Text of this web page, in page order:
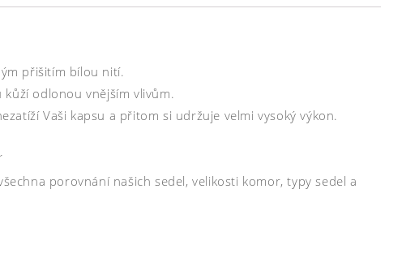
přišitím bílou nití.
odlonou vnějším vlivům.
Vaši kapsu a přitom si udržuje velmi vysoký výkon.
porovnání našich sedel, velikosti komor, typy sedel a